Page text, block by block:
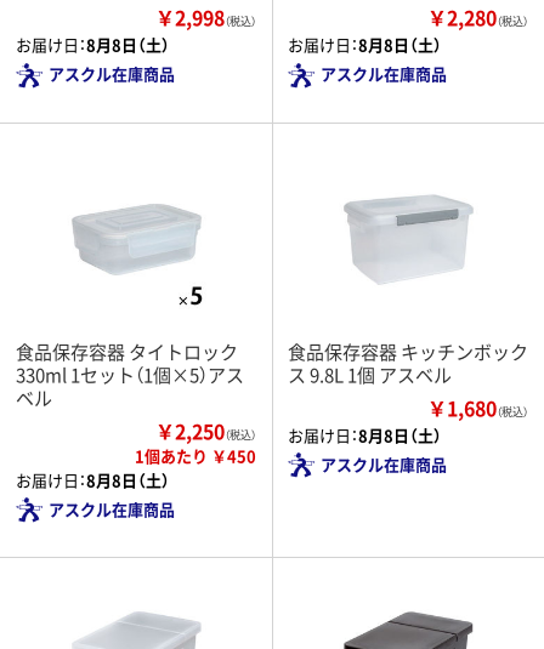
￥2,998（税込）
お届け日：8月8日（土）
アスクル在庫商品
￥2,280（税込）
お届け日：8月8日（土）
アスクル在庫商品
食品保存容器 タイトロック
330ml 1セット（1個×5）アス
ベル
￥2,250（税込）
1個あたり ￥450
お届け日：8月8日（土）
アスクル在庫商品
食品保存容器 キッチンボック
ス 9.8L 1個 アスベル
￥1,680（税込）
お届け日：8月8日（土）
アスクル在庫商品